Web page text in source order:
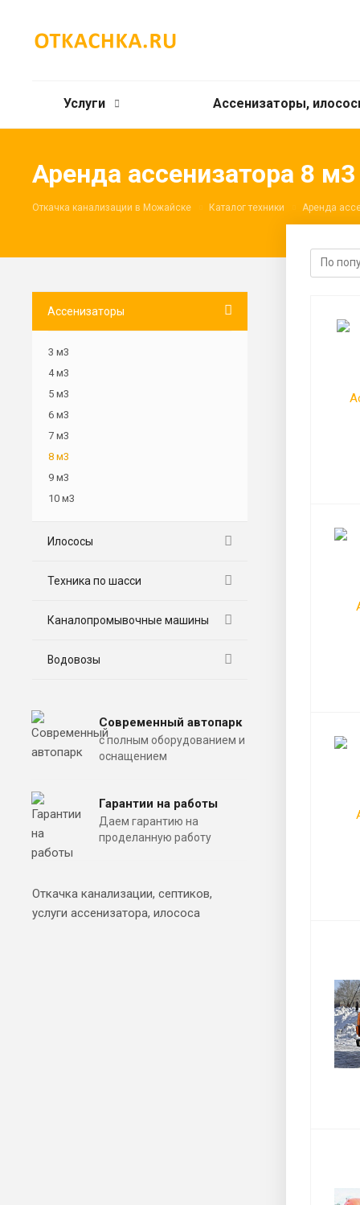
Услуги Ассенизаторы,
Аренда ассенизатора 8
Откачка канализации в Можайске Каталог техники Аренда
Ассенизаторы
3 м3
4 м3
5 м3
6 м3
7 м3
8 м3
9 м3
10 м3
Илососы
Техника по шасси
Каналопромывочные машины
Водовозы
Современный автопарк
с полным оборудованием и
оснащением
Гарантии на работы
Даем гарантию на
проделанную работу
Откачка канализации, септиков,
услуги ассенизатора, илососа